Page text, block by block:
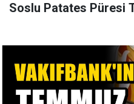
Soslu Patates Püresi